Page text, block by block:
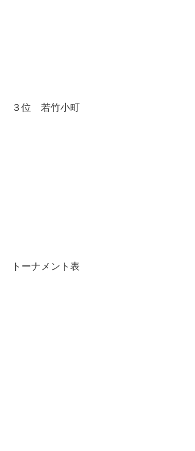
３位 若竹小町
トーナメント表